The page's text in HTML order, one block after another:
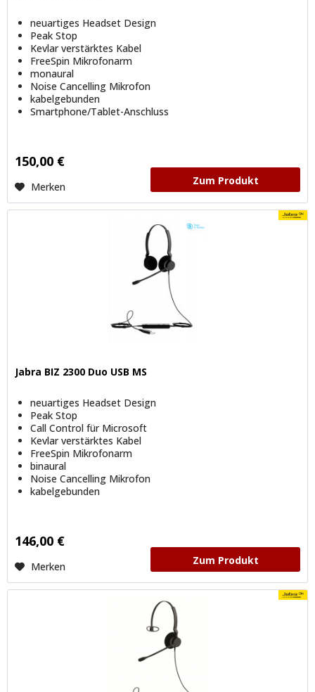
neuartiges Headset Design
Peak Stop
Kevlar verstärktes Kabel
FreeSpin Mikrofonarm
monaural
Noise Cancelling Mikrofon
kabelgebunden
Smartphone/Tablet-Anschluss
150,00 €
Merken Zum Produkt
Jabra BIZ 2300 Duo USB MS
neuartiges Headset Design
Peak Stop
Call Control für Microsoft
Kevlar verstärktes Kabel
FreeSpin Mikrofonarm
binaural
Noise Cancelling Mikrofon
kabelgebunden
146,00 €
Merken Zum Produkt